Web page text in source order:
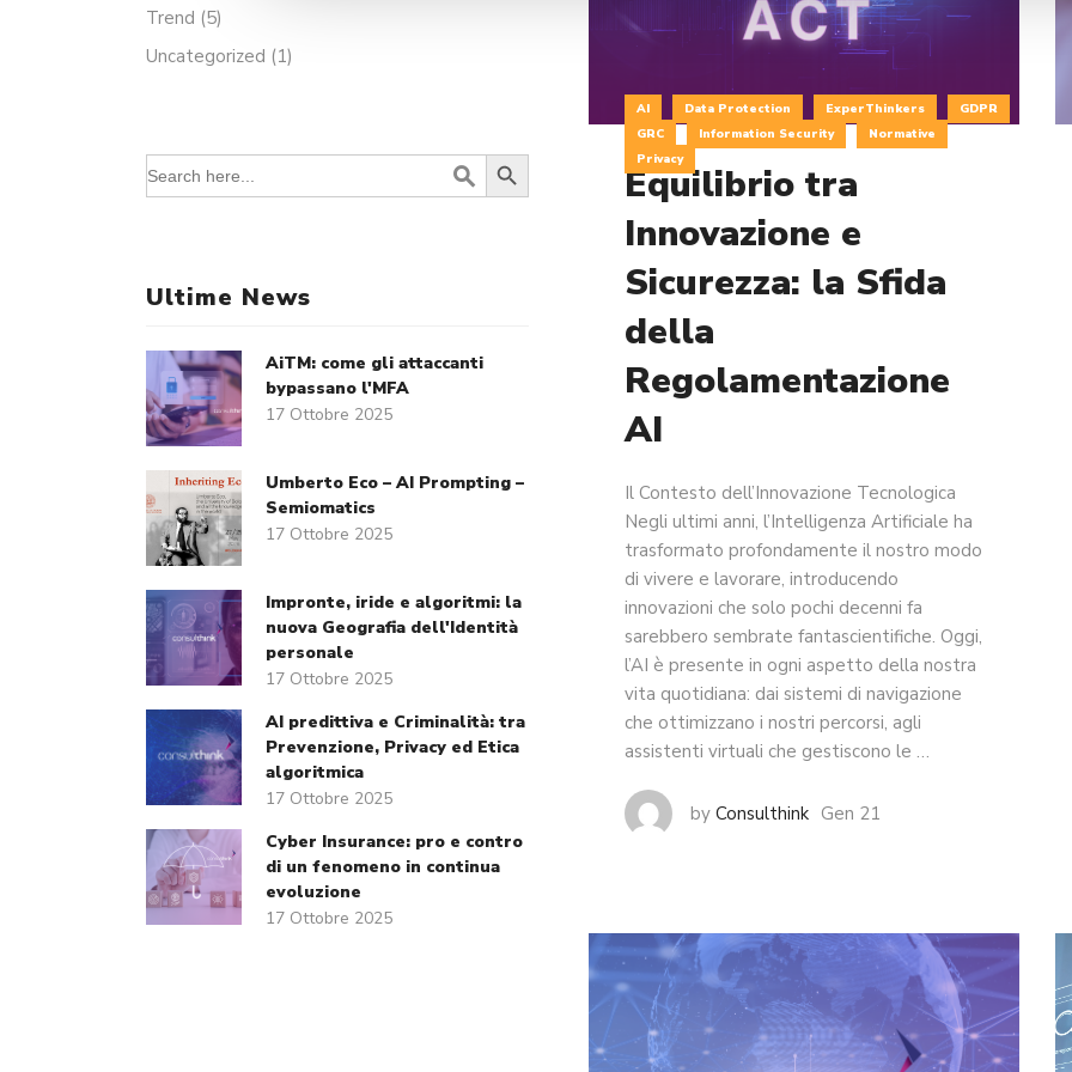
AI Data Protection ExperThinkers
GDPR
GRC
Information Security
Normative
Privacy
Equilibrio tra
Innovazione e
Sicurezza: la Sfida
della
Regolamentazione
AI
Il Contesto dell’Innovazione Tecnologica
Negli ultimi anni, l’Intelligenza Artificiale ha
trasformato profondamente il nostro modo
di vivere e lavorare, introducendo
innovazioni che solo pochi decenni fa
sarebbero sembrate fantascientifiche. Oggi,
l’AI è presente in ogni aspetto della nostra
vita quotidiana: dai sistemi di navigazione
che ottimizzano i nostri percorsi, agli
assistenti virtuali che gestiscono le …
by Consulthink Gen 21
Trend (5)
Uncategorized (1)
Search
for:
Search Button
Ultime News
AiTM: come gli attaccanti
bypassano l'MFA
17 Ottobre 2025
Umberto Eco – AI Prompting –
Semiomatics
17 Ottobre 2025
Impronte, iride e algoritmi: la
nuova Geografia dell'Identità
personale
17 Ottobre 2025
AI predittiva e Criminalità: tra
Prevenzione, Privacy ed Etica
algoritmica
17 Ottobre 2025
Cyber Insurance: pro e contro
di un fenomeno in continua
evoluzione
17 Ottobre 2025